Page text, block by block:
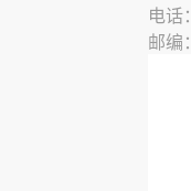
电话
邮编